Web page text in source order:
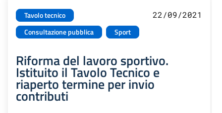
Tavolo tecnico
Consultazione pubblica
Sport
22/09/2021
Riforma del lavoro sportivo.
Istituito il Tavolo Tecnico e
riaperto termine per invio
contributi